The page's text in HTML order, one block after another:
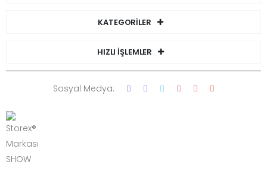
KATEGORİLER
HIZLI İŞLEMLER
Sosyal Medya: